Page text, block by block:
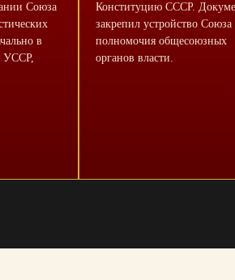
Союза
в
УССР,
Конституцию СССР.
закрепил устройство Союза
полномочия общесоюзных
органов власти.